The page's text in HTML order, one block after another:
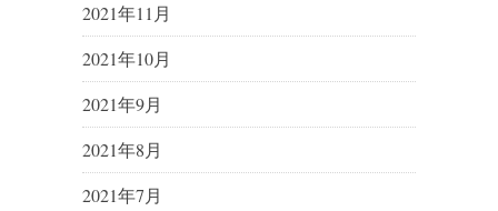
2021年11月
2021年10月
2021年9月
2021年8月
2021年7月